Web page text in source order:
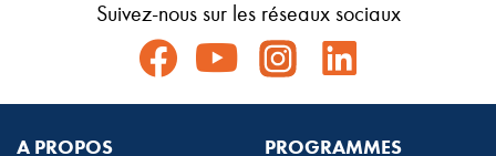
Suivez-nous sur les réseaux sociaux
A PROPOS PROGRAMMES